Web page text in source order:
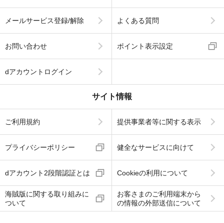
メールサービス登録/解除 よくある質問
お問い合わせ ポイント表示設定
dアカウントログイン
サイト情報
ご利用規約 提供事業者等に関する表示
プライバシーポリシー 健全なサービスに向けて
dアカウント2段階認証とは Cookieの利用について
海賊版に関する取り組みに
ついて
お客さまのご利用端末から
の情報の外部送信について